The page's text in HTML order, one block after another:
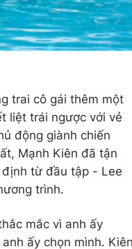
trai cô gái thêm một
liệt trái ngược với vẻ
động giành chiến
Mạnh Kiên đã tận
từ đầu tập - Lee
trình.
mắc vì anh ấy
ấy chọn mình.